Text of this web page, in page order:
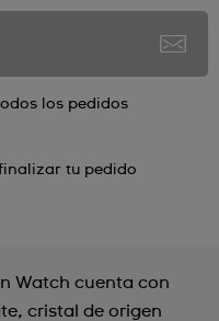
los pedidos
tu pedido
Watch cuenta con
cristal de origen